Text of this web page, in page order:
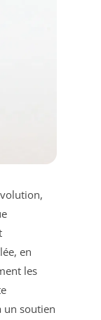
en
les
un soutien